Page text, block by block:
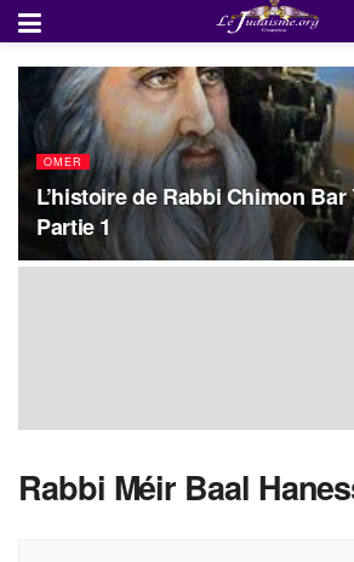
OMER
L’histoire de Rabbi Chimon Bar
Partie 1
Rabbi Méir Baal